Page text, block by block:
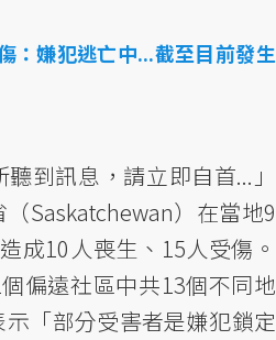
：嫌犯逃亡中...截至目前發生
到訊息，請立即自首...」
Saskatchewan）在當地9
成10人喪生、15人受傷。
偏遠社區中共13個不同地
「部分受害者是嫌犯鎖定